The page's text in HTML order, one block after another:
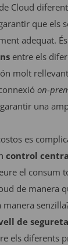
Cloud
que els
adequat.
entre els
molt
on-
una
es
control
el consum
de manera
manera
de
els diferents